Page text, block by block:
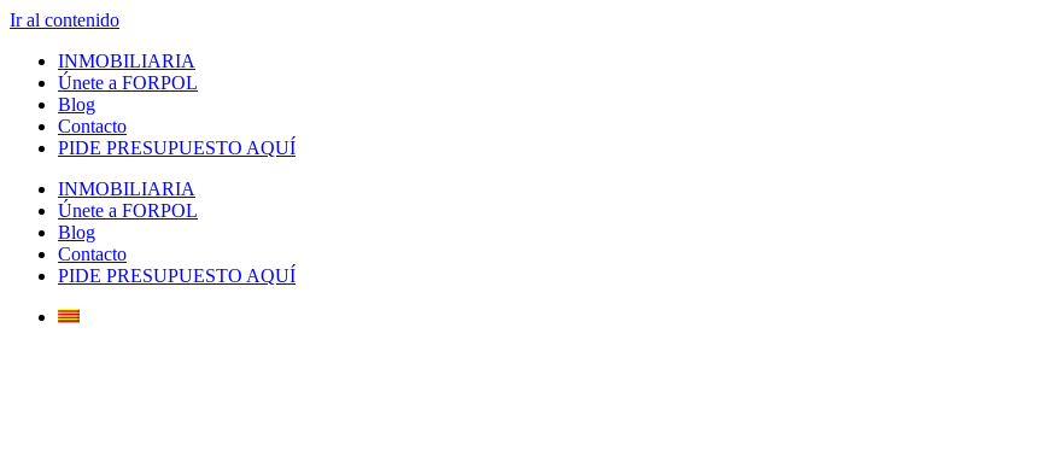
Ir al contenido
INMOBILIARIA
Únete a FORPOL
Blog
Contacto
PIDE PRESUPUESTO AQUÍ
INMOBILIARIA
Únete a FORPOL
Blog
Contacto
PIDE PRESUPUESTO AQUÍ